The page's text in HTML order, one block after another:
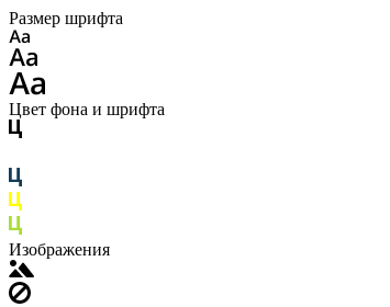
Размер шрифта
Цвет фона и шрифта
Изображения